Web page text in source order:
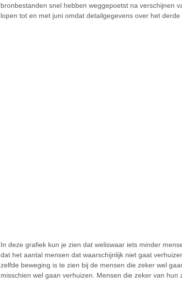
bronbestanden snel hebben weggepoetst na verschijnen
lopen tot en met juni omdat detailgegevens over het
In deze grafiek kun je zien dat weliswaar iets minder
dat het aantal mensen dat waarschijnlijk niet gaat
zelfde beweging is te zien bij de mensen die zeker wel
misschien wel gaan verhuizen. Mensen die zeker van hun